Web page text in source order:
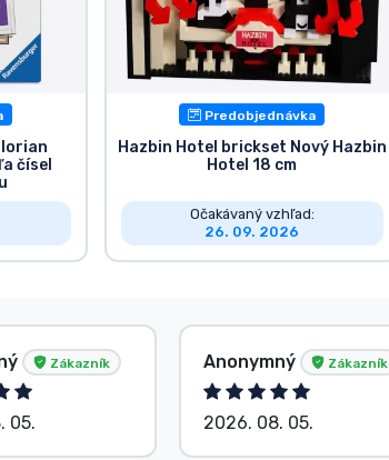
čísel
Predobjednávka
Hazbin Hotel brickset Nový Hazbin
Hotel 18 cm
Očakávaný vzhľad:
26. 09. 2026
Zákazník
05.
Anonymný Zákazník
2026. 08. 05.